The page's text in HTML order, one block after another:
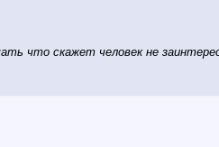
что скажет человек не